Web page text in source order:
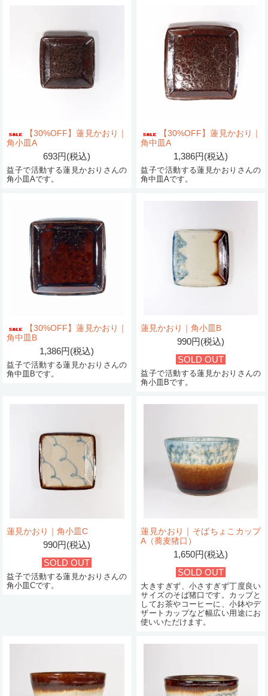
【30%OFF】蓮見かおり｜
角小皿A
693円(税込)
益子で活動する蓮見かおりさんの
角小皿Aです。
【30%OFF】蓮見かおり｜
角中皿A
1,386円(税込)
益子で活動する蓮見かおりさんの
角中皿Aです。
【30%OFF】蓮見かおり｜
角中皿B
1,386円(税込)
益子で活動する蓮見かおりさんの
角中皿Bです。
蓮見かおり｜角小皿B
990円(税込)
SOLD OUT
益子で活動する蓮見かおりさんの
角小皿Bです。
蓮見かおり｜角小皿C
990円(税込)
SOLD OUT
益子で活動する蓮見かおりさんの
角小皿Cです。
蓮見かおり｜そばちょこカップ
A（蕎麦猪口）
1,650円(税込)
SOLD OUT
大きすぎず、小さすぎず丁度良い
サイズのそば猪口です。カップと
してお茶やコーヒーに、小鉢やデ
ザートカップなど幅広い用途にお
使いいただけます。